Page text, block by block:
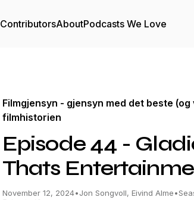
ContributorsAboutPodcasts We Love
Filmgjensyn - gjensyn med det beste
filmhistorien
Episode 44 -
Thats
November 12, 2024•Jon Songvoll, Eivind Alme•